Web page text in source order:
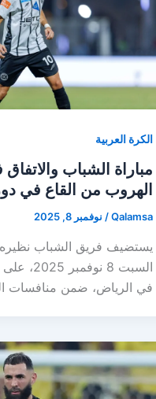
الكرة العربية
مباراة الشباب
الهروب من القاع في
Qalamsa
/ نوفمبر 8, 2025
يستضيف فريق الشباب نظيره
السبت 8
في الرياض، ضمن منافسات